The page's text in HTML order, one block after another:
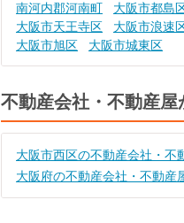
南河内郡河南町
大阪市都島
大阪市天王寺区
大阪市浪速
大阪市旭区
大阪市城東区
不動産会社・不動産屋
大阪市西区の不動産会社・不
大阪府の不動産会社・不動産